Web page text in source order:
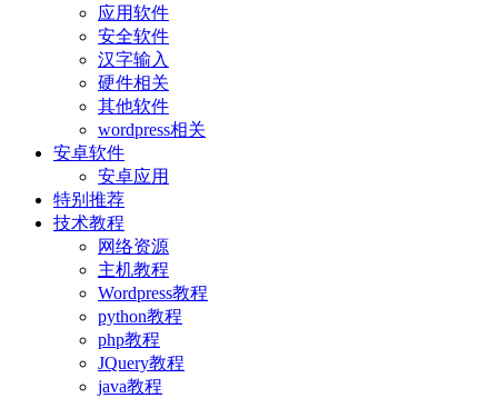
应用软件
安全软件
汉字输入
硬件相关
其他软件
wordpress相关
安卓软件
安卓应用
特别推荐
技术教程
网络资源
主机教程
Wordpress教程
python教程
php教程
JQuery教程
java教程